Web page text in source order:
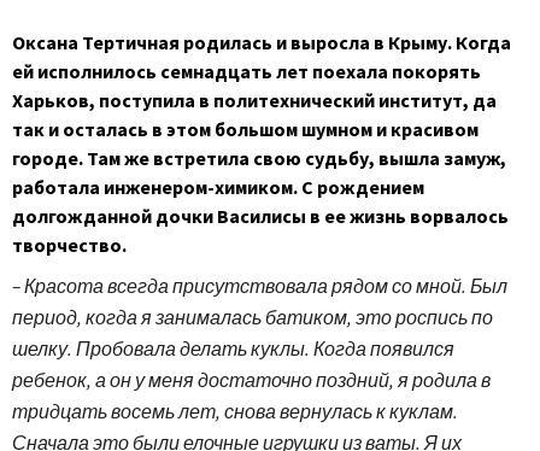
Оксана Тертичная родилась и выросла в Крыму. Когда
ей исполнилось семнадцать лет поехала покорять
Харьков, поступила в политехнический институт, да
так и осталась в этом большом шумном и красивом
городе. Там же встретила свою судьбу, вышла замуж,
работала инженером-химиком. С рождением
долгожданной дочки Василисы в ее жизнь ворвалось
творчество.
– Красота всегда присутствовала рядом со мной. Был
период, когда я занималась батиком, это роспись по
шелку. Пробовала делать куклы. Когда появился
ребенок, а он у меня достаточно поздний, я родила в
тридцать восемь лет, снова вернулась к куклам.
Сначала это были елочные игрушки из ваты. Я их